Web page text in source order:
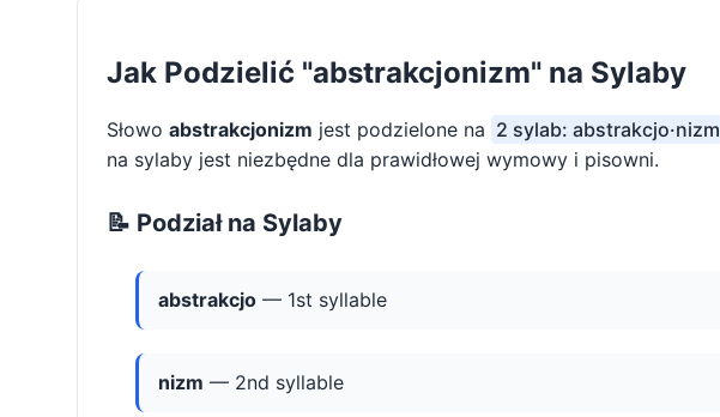
Jak Podzielić "abstrakcjonizm" na Sylaby
Słowo abstrakcjonizm jest podzielone na 2 sylab: abstrakcjo·nizm
na sylaby jest niezbędne dla prawidłowej wymowy i pisowni.
📝 Podział na Sylaby
abstrakcjo — 1st syllable
nizm — 2nd syllable